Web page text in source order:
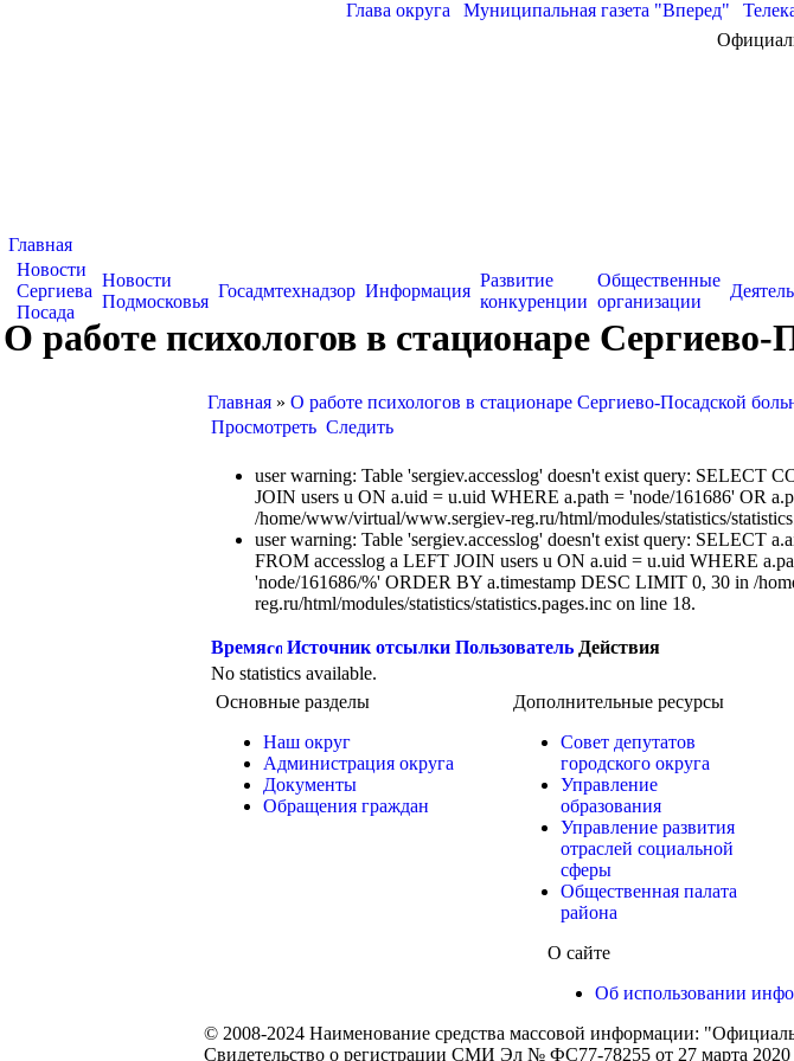
Глава округа Муниципальная газета "Вперед"
Главная
Новости
Сергиева
Посада
Новости
Подмосковья
Госадмтехнадзор Информация
Развитие
конкуренции
Общественные
организации
О работе психологов в стационаре
Главная » О работе психологов в стационаре Сергиево-Посадской
Просмотреть Следить
user warning: Table 'sergiev.accesslog' doesn't exist query: SELECT
JOIN users u ON a.uid = u.uid WHERE a.path = 'node/161686' OR
/home/www/virtual/www.sergiev-reg.ru/html/modules/statistics/
user warning: Table 'sergiev.accesslog' doesn't exist query: SELECT
FROM accesslog a LEFT JOIN users u ON a.uid = u.uid WHERE
'node/161686/%' ORDER BY a.timestamp DESC LIMIT 0, 30 in /
reg.ru/html/modules/statistics/statistics.pages.inc on line 18.
Время Источник отсылки Пользователь Действия
No statistics available.
Основные разделы
Наш округ
Администрация округа
Документы
Обращения граждан
Дополнительные ресурсы
Совет депутатов
городского округа
Управление
образования
Управление развития
отраслей социальной
сферы
Общественная палата
района
О сайте
Об использовании
© 2008-2024 Наименование средства массовой информации:
Свидетельство о регистрации СМИ Эл № ФС77-78255 от 27 марта 2020